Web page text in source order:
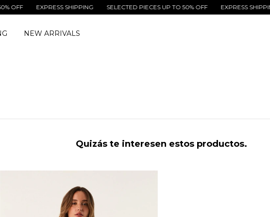
EXPRESS SHIPPING SELECTED PIECES UP TO 50% OFF EXPRESS SHIPPING
NEW ARRIVALS
Quizás te interesen estos productos.